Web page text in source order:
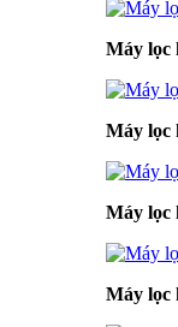
Máy lọc
Máy lọc
Máy lọc
Máy lọc